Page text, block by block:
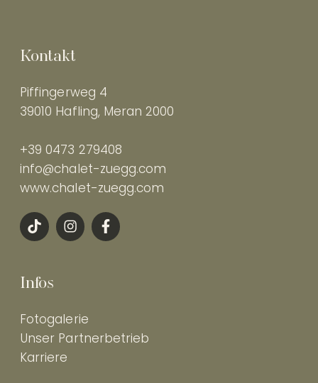
Kontakt
Piffingerweg 4
39010 Hafling, Meran 2000
+39 0473 279408
info@chalet-zuegg.com
www.chalet-zuegg.com
Infos
Fotogalerie
Unser Partnerbetrieb
Karriere